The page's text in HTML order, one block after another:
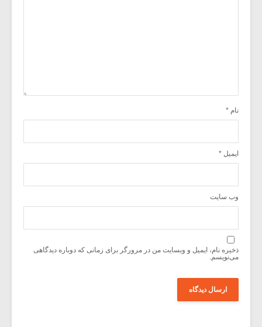
نام *
ایمیل *
وب‌ سایت
ذخیره نام، ایمیل و وبسایت من در مرورگر برای زمانی که دوباره دیدگاهی
می‌نویسم.